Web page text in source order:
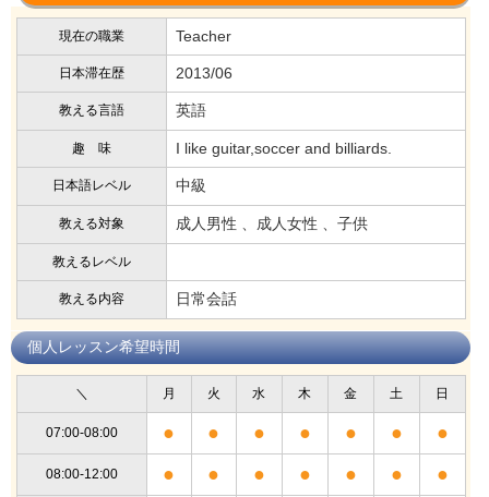
現在の職業 Teacher
日本滞在歴 2013/06
教える言語 英語
趣 味 I like guitar,soccer and billiards.
日本語レベル 中級
教える対象 成人男性 、成人女性 、子供
教えるレベル
教える内容 日常会話
個人レッスン希望時間
＼ 月 火 水 木 金 土 日
07:00-08:00 ● ● ● ● ● ● ●
08:00-12:00 ● ● ● ● ● ● ●